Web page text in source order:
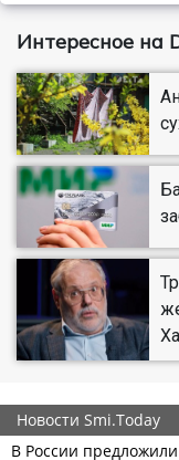
Интересное на